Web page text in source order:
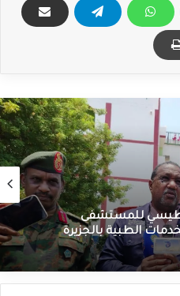
للمستشفى
الطبية بالجزيرة